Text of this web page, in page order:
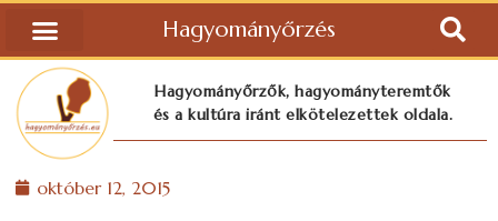
Hagyományőrzés
Hagyományőrzők, hagyományteremtők
és a kultúra iránt elkötelezettek oldala.
október 12, 2015